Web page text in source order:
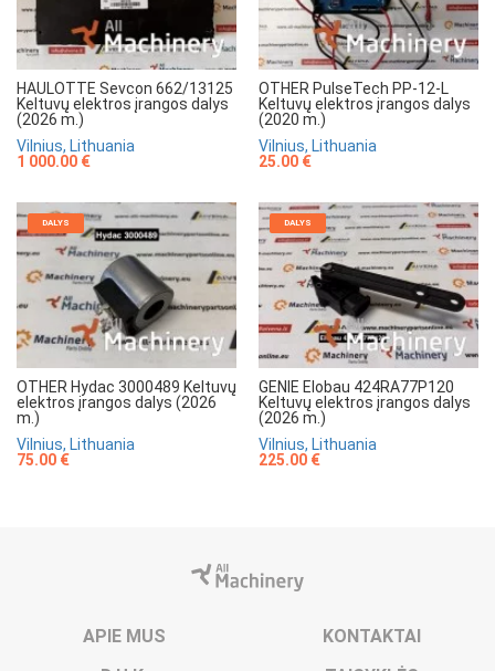
HAULOTTE Sevcon 662/13125
Keltuvų elektros įrangos dalys
(2026 m.)
Vilnius, Lithuania
1 000.00 €
OTHER PulseTech PP-12-L
Keltuvų elektros įrangos dalys
(2020 m.)
Vilnius, Lithuania
25.00 €
DALYS
OTHER Hydac 3000489 Keltuvų
elektros įrangos dalys (2026
m.)
Vilnius, Lithuania
75.00 €
DALYS
GENIE Elobau 424RA77P120
Keltuvų elektros įrangos dalys
(2026 m.)
Vilnius, Lithuania
225.00 €
APIE MUS
KONTAKTAI